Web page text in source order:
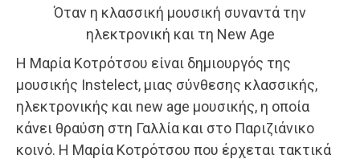
Όταν η κλασσική μουσική συναντά την
ηλεκτρονική και τη New Age
Η Μαρία Κοτρότσου είναι δημιουργός της
μουσικής Instelect, μιας σύνθεσης κλασσικής,
ηλεκτρονικής και new age μουσικής, η οποία
κάνει θραύση στη Γαλλία και στο Παριζιάνικο
κοινό. Η Μαρία Κοτρότσου που έρχεται τακτικά